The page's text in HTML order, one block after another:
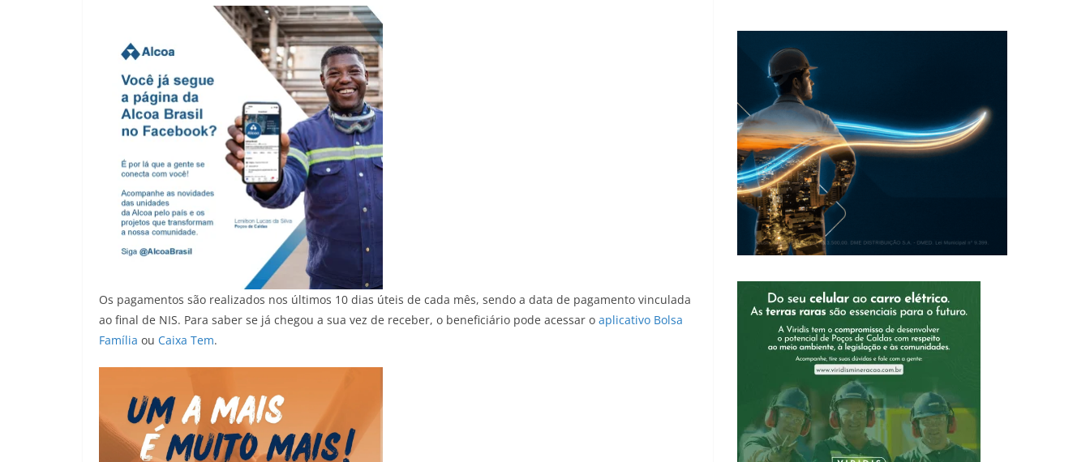
Os pagamentos são realizados nos últimos 10 dias úteis de cada mês, sendo a data de pagamento vinculada
ao final de NIS. Para saber se já chegou a sua vez de receber, o beneficiário pode acessar o aplicativo Bolsa
Família ou Caixa Tem.